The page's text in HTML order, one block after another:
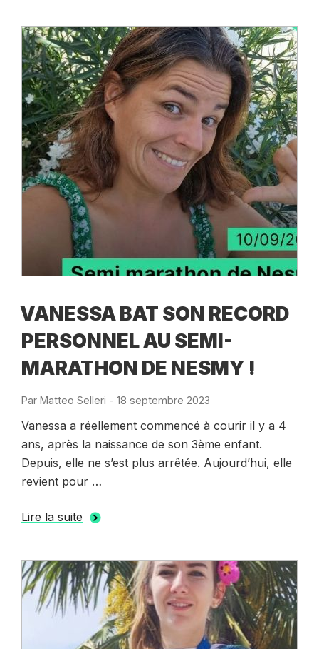
VANESSA BAT SON RECORD
PERSONNEL AU SEMI-
MARATHON DE NESMY !
Par Matteo Selleri - Publié
18 septembre 2023
Vanessa a réellement commencé à courir il y a 4
ans, après la naissance de son 3ème enfant.
Depuis, elle ne s’est plus arrêtée. Aujourd’hui, elle
revient pour …
Lire la suite